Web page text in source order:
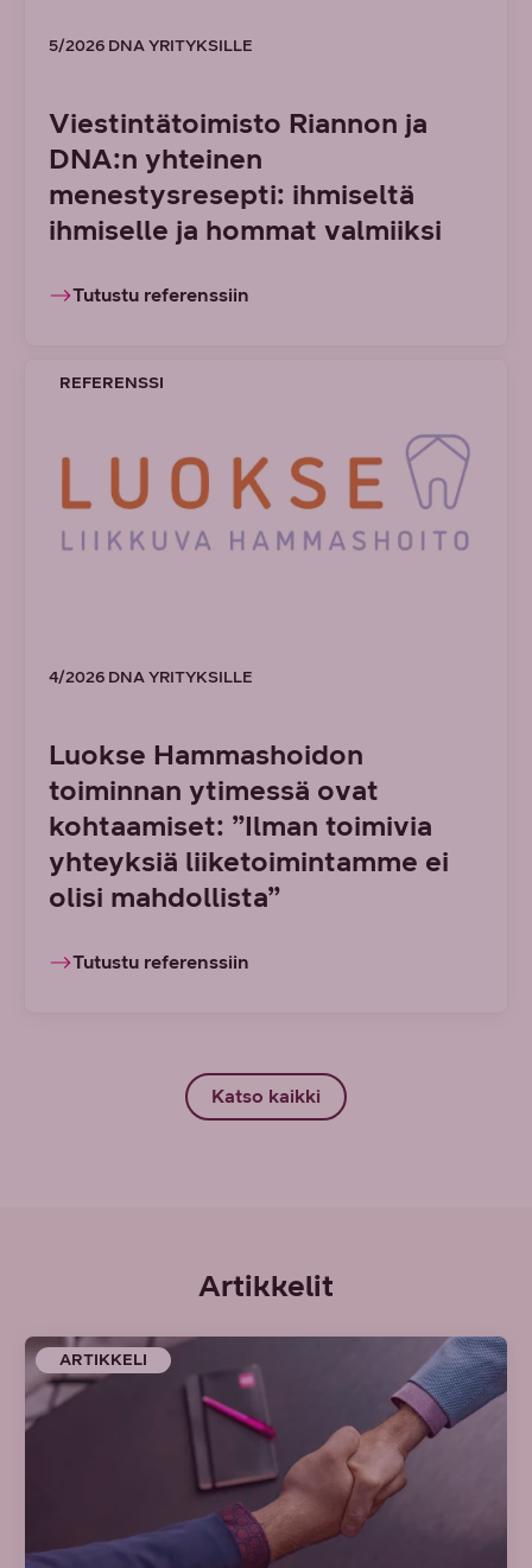
5/2026 DNA YRITYKSILLE
Viestintätoimisto Riannon ja
DNA:n yhteinen
menestysresepti: ihmiseltä
ihmiselle ja hommat valmiiksi
Tutustu referenssiin
REFERENSSI
4/2026 DNA YRITYKSILLE
Luokse Hammashoidon
toiminnan ytimessä ovat
kohtaamiset: ”Ilman toimivia
yhteyksiä liiketoimintamme ei
olisi mahdollista”
Tutustu referenssiin
Katso kaikki
Artikkelit
ARTIKKELI